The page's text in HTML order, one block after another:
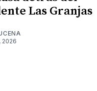
Las Granjas
2026